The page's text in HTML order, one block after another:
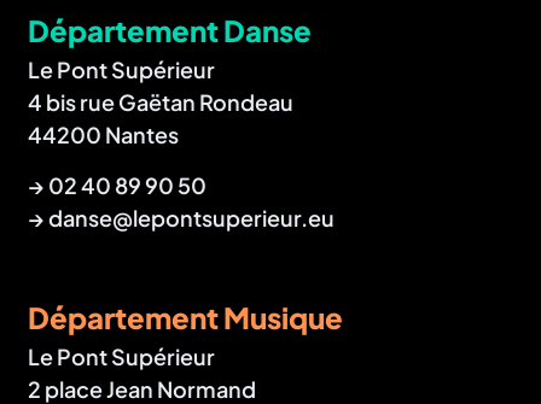
Département Danse
Le Pont Supérieur
4 bis rue Gaëtan Rondeau
44200 Nantes
→ 02 40 89 90 50
→danse@lepontsuperieur.eu
Département Musique
Le Pont Supérieur
2 place Jean Normand